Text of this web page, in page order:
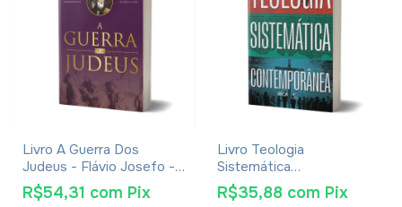
Livro A Guerra Dos
Judeus - Flávio Josefo -
Edição Completa Em
Volume Único - Livros I, II,
R$54,31 com Pix
Livro Teologia
Sistemática
Contemporânea - Júlio
Andrade Ferreira
R$35,88 com Pix